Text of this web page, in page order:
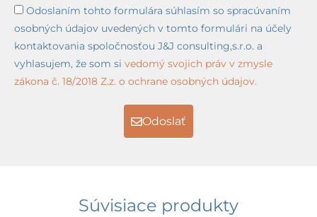
Odoslaním tohto formulára súhlasím so spracúvaním
osobných údajov uvedených v tomto formulári na účely
kontaktovania spoločnosťou J&J consulting,s.r.o. a
vyhlasujem, že som si vedomý svojich práv v zmysle
zákona č. 18/2018 Z.z. o ochrane osobných údajov.
Odoslať
Súvisiace produkty